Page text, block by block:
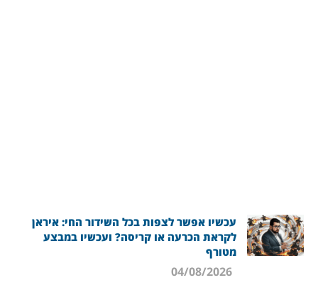
עכשיו אפשר לצפות בכל השידור החי: איראן
לקראת הכרעה או קריסה? ועכשיו במבצע
מטורף